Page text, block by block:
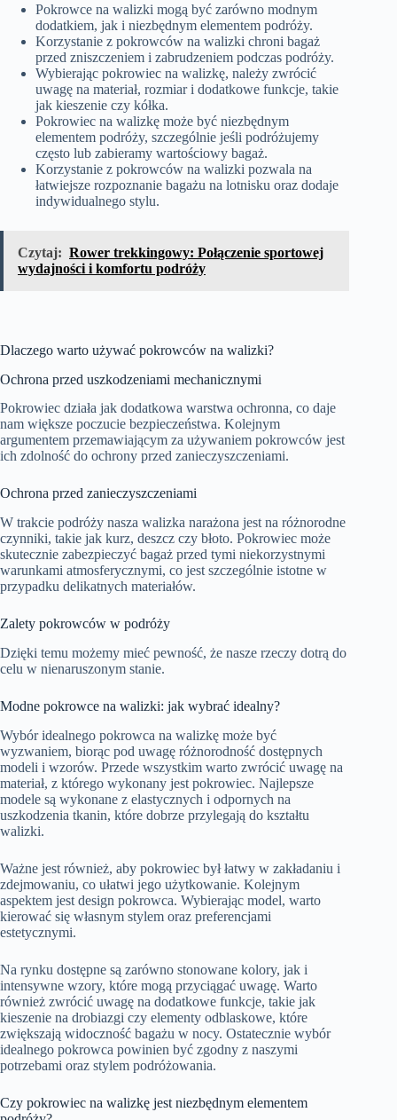
Pokrowce na walizki mogą być zarówno modnym
dodatkiem, jak i niezbędnym elementem podróży.
Korzystanie z pokrowców na walizki chroni bagaż
przed zniszczeniem i zabrudzeniem podczas podróży.
Wybierając pokrowiec na walizkę, należy zwrócić
uwagę na materiał, rozmiar i dodatkowe funkcje, takie
jak kieszenie czy kółka.
Pokrowiec na walizkę może być niezbędnym
elementem podróży, szczególnie jeśli podróżujemy
często lub zabieramy wartościowy bagaż.
Korzystanie z pokrowców na walizki pozwala na
łatwiejsze rozpoznanie bagażu na lotnisku oraz dodaje
indywidualnego stylu.
Czytaj: Rower trekkingowy: Połączenie sportowej
wydajności i komfortu podróży
Dlaczego warto używać pokrowców na walizki?
Ochrona przed uszkodzeniami mechanicznymi
Pokrowiec działa jak dodatkowa warstwa ochronna, co daje
nam większe poczucie bezpieczeństwa. Kolejnym
argumentem przemawiającym za używaniem pokrowców jest
ich zdolność do ochrony przed zanieczyszczeniami.
Ochrona przed zanieczyszczeniami
W trakcie podróży nasza walizka narażona jest na różnorodne
czynniki, takie jak kurz, deszcz czy błoto. Pokrowiec może
skutecznie zabezpieczyć bagaż przed tymi niekorzystnymi
warunkami atmosferycznymi, co jest szczególnie istotne w
przypadku delikatnych materiałów.
Zalety pokrowców w podróży
Dzięki temu możemy mieć pewność, że nasze rzeczy dotrą do
celu w nienaruszonym stanie.
Modne pokrowce na walizki: jak wybrać idealny?
Wybór idealnego pokrowca na walizkę może być
wyzwaniem, biorąc pod uwagę różnorodność dostępnych
modeli i wzorów. Przede wszystkim warto zwrócić uwagę na
materiał, z którego wykonany jest pokrowiec. Najlepsze
modele są wykonane z elastycznych i odpornych na
uszkodzenia tkanin, które dobrze przylegają do kształtu
walizki.
Ważne jest również, aby pokrowiec był łatwy w zakładaniu i
zdejmowaniu, co ułatwi jego użytkowanie. Kolejnym
aspektem jest design pokrowca. Wybierając model, warto
kierować się własnym stylem oraz preferencjami
estetycznymi.
Na rynku dostępne są zarówno stonowane kolory, jak i
intensywne wzory, które mogą przyciągać uwagę. Warto
również zwrócić uwagę na dodatkowe funkcje, takie jak
kieszenie na drobiazgi czy elementy odblaskowe, które
zwiększają widoczność bagażu w nocy. Ostatecznie wybór
idealnego pokrowca powinien być zgodny z naszymi
potrzebami oraz stylem podróżowania.
Czy pokrowiec na walizkę jest niezbędnym elementem